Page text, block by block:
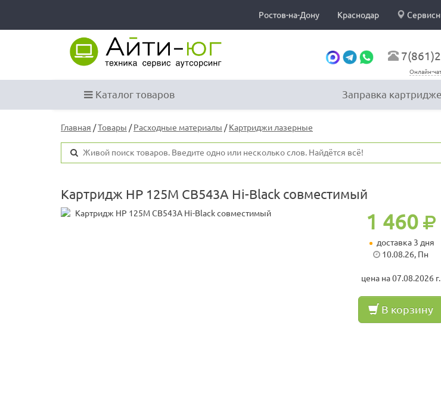
Ростов-на-Дону Краснодар
Онлайн-
Каталог товаров Заправка
Главная /Товары /Расходные материалы /Картриджи лазерные
Картридж HP 125M CB543A Hi-Black совместимый
1 460
доставка 3 дня
10.08.26, Пн
цена на 07.08.2026 г.
В корзину